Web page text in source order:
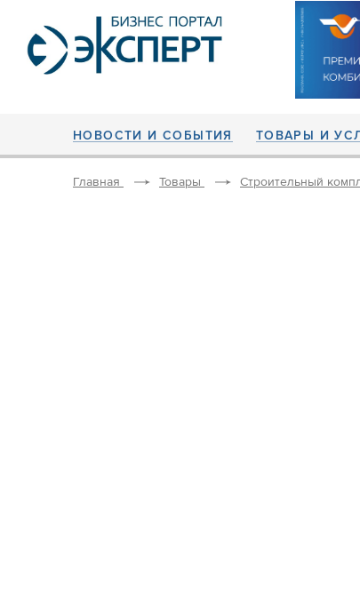
НОВОСТИ И СОБЫТИЯ ТОВАРЫ И
Главная Товары Строительный